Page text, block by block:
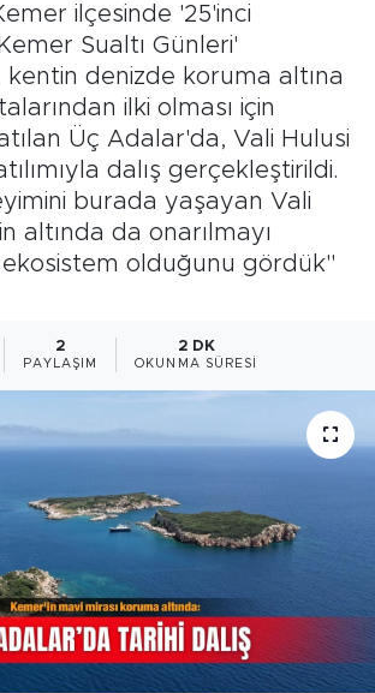
ilçesinde '25'inci
Sualtı Günleri'
kentin denizde koruma altına
ilki olması için
Üç Adalar'da, Vali Hulusi
dalış gerçekleştirildi.
burada yaşayan Vali
altında da onarılmayı
olduğunu gördük"
2
PAYLAŞIM
2 DK
OKUNMA SÜRESI